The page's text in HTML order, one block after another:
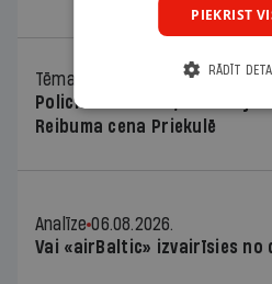
Tēma
Policists cietumā, skolotājs –
Reibuma cena Priekulē
Analīze 06.08.2026.
Vai «airBaltic» izvairīsies no
PIEKRIST
RĀDĪT